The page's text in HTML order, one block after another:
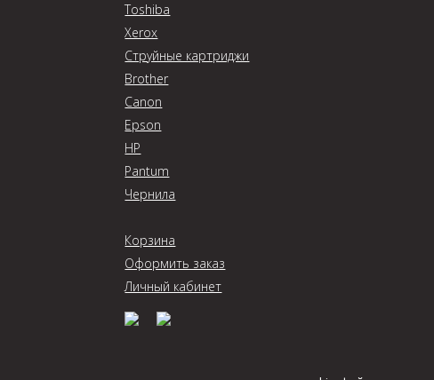
Toshiba
Xerox
Струйные картриджи
Brother
Canon
Epson
HP
Pantum
Чернила
Корзина
Оформить заказ
Личный кабинет